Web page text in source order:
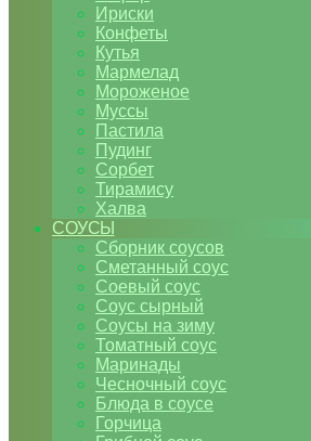
Ириски
Конфеты
Кутья
Мармелад
Мороженое
Муссы
Пастила
Пудинг
Сорбет
Тирамису
Халва
СОУСЫ
Сборник соусов
Сметанный соус
Соевый соус
Соус сырный
Соусы на зиму
Томатный соус
Маринады
Чесночный соус
Блюда в соусе
Горчица